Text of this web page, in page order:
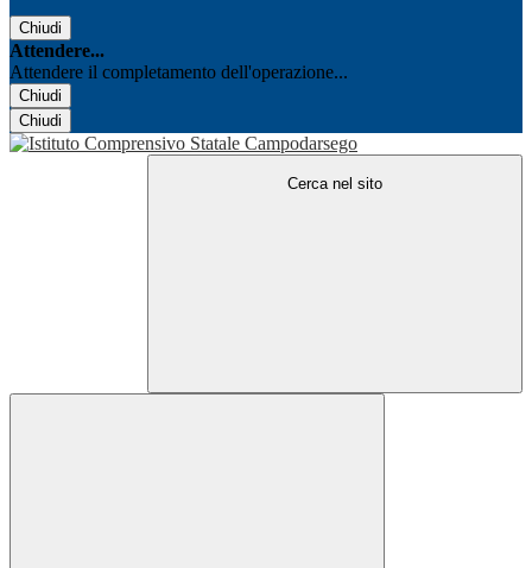
Chiudi
Attendere...
Attendere il completamento dell'operazione...
Chiudi
Chiudi
Cerca nel sito